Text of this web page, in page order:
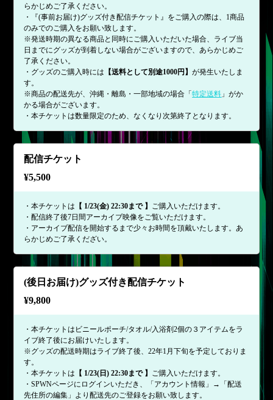
らかじめご了承ください。
・『(事前お届け)グッズ付き配信チケット』をご購入の際は、1商品
のみでのご購入をお願い致します。
※発送時期の異なる商品と同時にご購入いただいた場合、ライブ当
日までにグッズが到着しない場合がございますので、あらかじめご
了承ください。
・グッズのご購入時には
【送料として別途1000円】が発生いたしま
す。
※商品の配送先が、沖縄・離島・一部地域の場合「特定送料 」がか
かる場合がございます。
・本チケットは数量限定のため、なくなり次第終了となります。
配信チケット
¥5,500
・本チケットは 【 1/23(金) 22:30まで 】
ご購入いただけます。
・配信終了後7日間アーカイブ映像をご覧いただけます。
・アーカイブ配信を開始するまで少々お時間を頂戴いたします。あ
らかじめご了承くだざい。
(後日お届け)グッズ付き配信チケット
¥9,800
・本チケットはビニールポーチ/タオル/入浴剤2個の３アイテムをラ
イブ終了後にお届けいたします。
※グッズの配送時期はライブ終了後、22年1月下旬を予定しておりま
す。
・本チケットは
【 1/23(日) 22:30まで 】
ご購入いただけます。
・SPWNページにログインいただき、「アカウント情報」→「配送
先住所の編集」より配送先のご登録をお願い致します。